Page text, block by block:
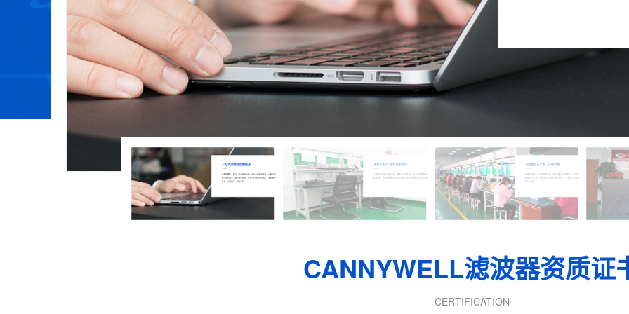
CANNYWELL滤波器资质证
CERTIFICATION